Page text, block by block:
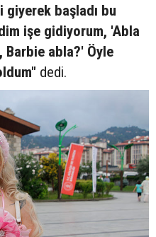
giyerek başladı bu
işe gidiyorum, 'Abla
abla?' Öyle
dedi.